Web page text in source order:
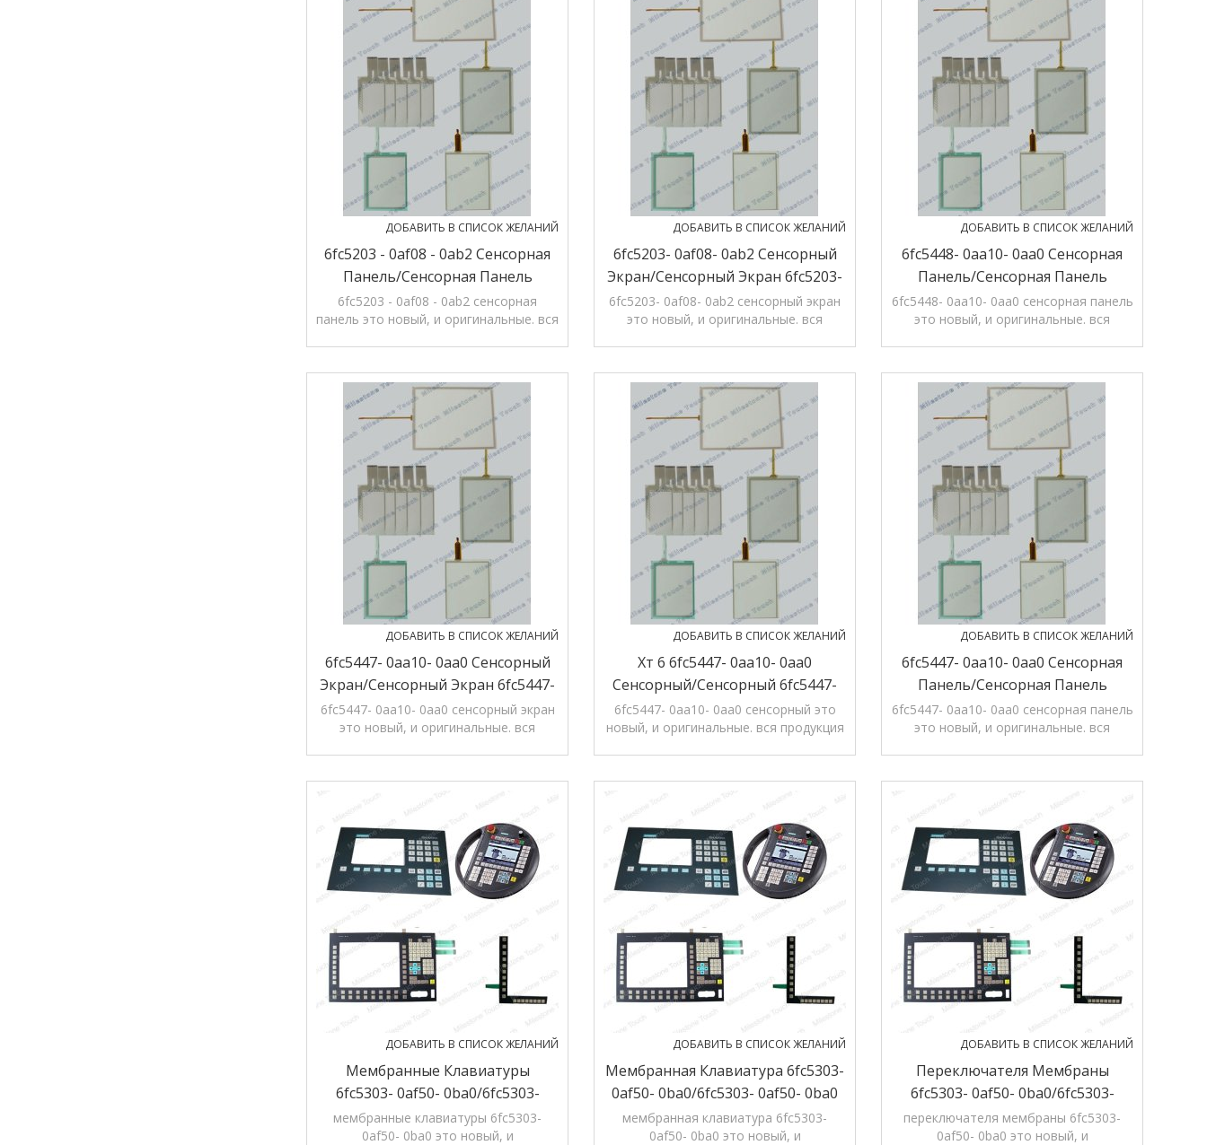
ДОБАВИТЬ В СПИСОК ЖЕЛАНИЙ
6fc5203 - 0af08 - 0ab2 Сенсорная
Панель/сенсорная Панель
6fc5203 - 0af08 - 0ab2 Tp015a
6fc5203 - 0af08 - 0ab2 сенсорная
панель это новый, и оригинальные. вся
ДОБАВИТЬ В СПИСОК ЖЕЛАНИЙ
6fc5203- 0af08- 0ab2 Сенсорный
Экран/сенсорный Экран 6fc5203-
0af08- 0ab2 Tp015a
6fc5203- 0af08- 0ab2 сенсорный экран
это новый, и оригинальные. вся
ДОБАВИТЬ В СПИСОК ЖЕЛАНИЙ
6fc5448- 0aa10- 0aa0 Сенсорная
Панель/сенсорная Панель
6fc5448- 0aa10- 0aa0 Хт 6
6fc5448- 0aa10- 0aa0 сенсорная панель
это новый, и оригинальные. вся
ДОБАВИТЬ В СПИСОК ЖЕЛАНИЙ
6fc5447- 0aa10- 0aa0 Сенсорный
Экран/сенсорный Экран 6fc5447-
0aa10- 0aa0 Хт 6
6fc5447- 0aa10- 0aa0 сенсорный экран
это новый, и оригинальные. вся
ДОБАВИТЬ В СПИСОК ЖЕЛАНИЙ
Хт 6 6fc5447- 0aa10- 0aa0
Сенсорный/сенсорный 6fc5447-
0aa10- 0aa0 Хт 6
6fc5447- 0aa10- 0aa0 сенсорный это
новый, и оригинальные. вся продукция
ДОБАВИТЬ В СПИСОК ЖЕЛАНИЙ
6fc5447- 0aa10- 0aa0 Сенсорная
Панель/сенсорная Панель
6fc5447- 0aa10- 0aa0 Хт 6
6fc5447- 0aa10- 0aa0 сенсорная панель
это новый, и оригинальные. вся
ДОБАВИТЬ В СПИСОК ЖЕЛАНИЙ
Мембранные Клавиатуры
6fc5303- 0af50- 0ba0/6fc5303-
0af50- 0ba0 Мембранную
Клавиатуру Оп 015-532c 19"
мембранные клавиатуры 6fc5303-
0af50- 0ba0 это новый, и
ДОБАВИТЬ В СПИСОК ЖЕЛАНИЙ
Мембранная Клавиатура 6fc5303-
0af50- 0ba0/6fc5303- 0af50- 0ba0
Мембранная Клавиатура Оп 015-
532c 19"
мембранная клавиатура 6fc5303-
0af50- 0ba0 это новый, и
ДОБАВИТЬ В СПИСОК ЖЕЛАНИЙ
Переключателя Мембраны
6fc5303- 0af50- 0ba0/6fc5303-
0af50- 0ba0 Переключателя
Мембраны Оп 015-532c 19"
переключателя мембраны 6fc5303-
0af50- 0ba0 это новый, и